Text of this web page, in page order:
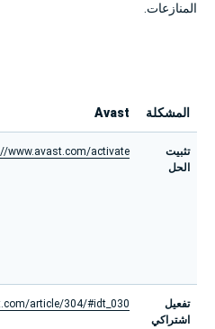
المنازعات.
المشكلة Avast
تثبيت
الحل
www.avast.com/activate
تفعيل
اشتراكي
article/304/#idt_030